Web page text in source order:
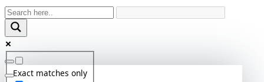
Skip
to
content
Exact matches only